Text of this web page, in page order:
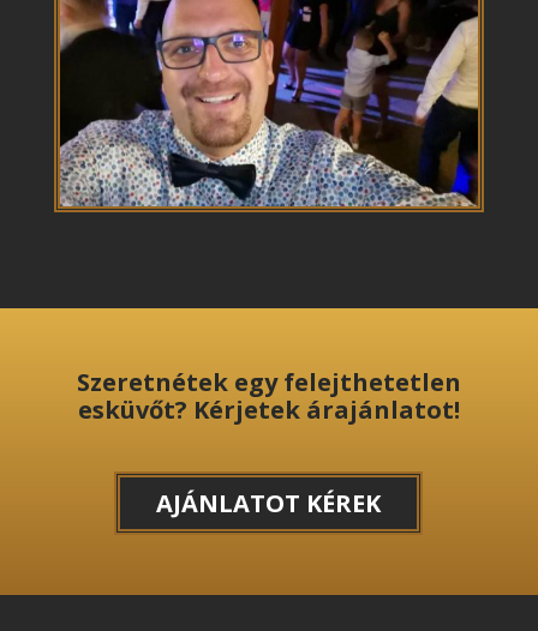
Szeretnétek egy felejthetetlen
esküvőt? Kérjetek árajánlatot!
AJÁNLATOT KÉREK